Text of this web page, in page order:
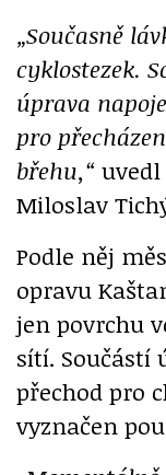
„Současně
cyklostezek.
úprava
pro
břehu,“
Miloslav
Podle něj
opravu
jen povrchu
sítí. Součástí
přechod pro
vyznačen